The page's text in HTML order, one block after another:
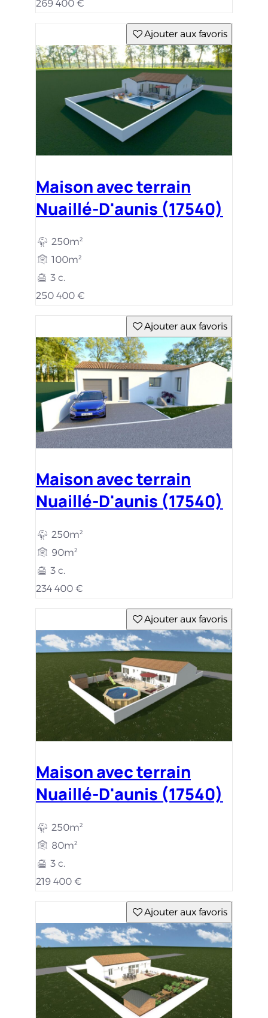
269 400 €
Ajouter aux favoris
Maison avec terrain
Nuaillé-D'aunis (17540)
250m²
100m²
3 c.
250 400 €
Ajouter aux favoris
Maison avec terrain
Nuaillé-D'aunis (17540)
250m²
90m²
3 c.
234 400 €
Ajouter aux favoris
Maison avec terrain
Nuaillé-D'aunis (17540)
250m²
80m²
3 c.
219 400 €
Ajouter aux favoris